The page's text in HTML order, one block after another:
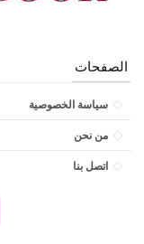
الصفحات
سياسة الخصوصية
من نحن
اتصل بنا